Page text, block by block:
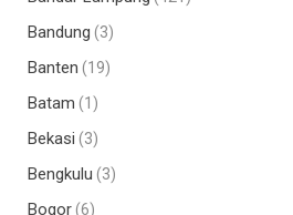
Bandung (3)
Banten (19)
Batam (1)
Bekasi (3)
Bengkulu (3)
Bogor(6)